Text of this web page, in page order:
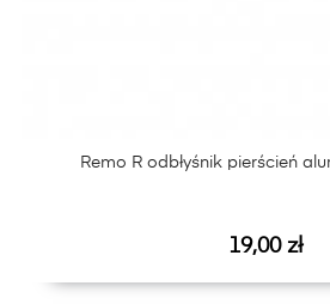
Remo R odbłyśnik pierścień
Cena
19,00 zł